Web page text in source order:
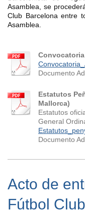
Asamblea, se
Club Barcelona entre
Asamblea.
Convocatoria
Documento
Estatutos
Mallorca)
Estatutos
General
Documento
Acto de
Fútbol